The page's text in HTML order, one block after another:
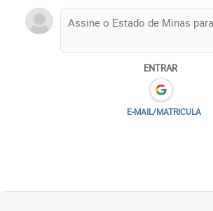
ENTRAR
E-MAIL/MATRICULA